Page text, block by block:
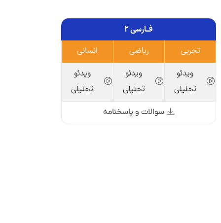
فــارسی ۲
تجربی
ریاضی
انسانی
ویدئو
تحلیلی
ویدئو
تحلیلی
ویدئو
تحلیلی
سوالات و پاسخنامه